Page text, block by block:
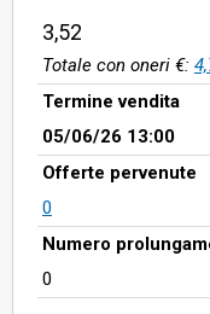
3,52
Totale con oneri €:
Termine vendita
05/06/26 13:00
Offerte pervenute
0
Numero
0